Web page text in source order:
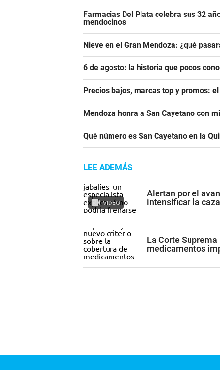
Farmacias Del Plata celebra sus 32
mendocinos
Nieve en el Gran Mendoza: ¿qué
6 de agosto: la historia que pocos
Precios bajos, marcas top y promos:
Mendoza honra a San Cayetano con
Qué número es San Cayetano en la
LEE ADEMÁS
VIDEO
Alertan por el
intensificar la
La Corte
medicamentos